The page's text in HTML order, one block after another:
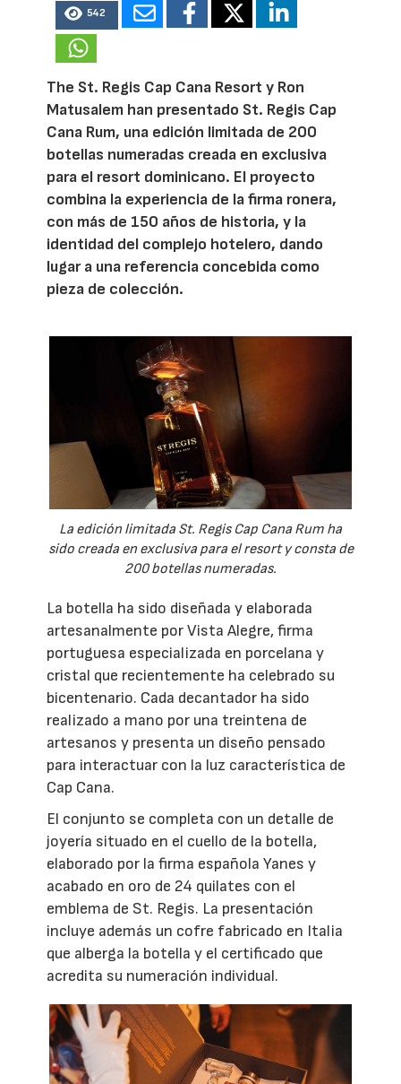
542
The St. Regis Cap Cana Resort y Ron
Matusalem han presentado St. Regis Cap
Cana Rum, una edición limitada de 200
botellas numeradas creada en exclusiva
para el resort dominicano. El proyecto
combina la experiencia de la firma ronera,
con más de 150 años de historia, y la
identidad del complejo hotelero, dando
lugar a una referencia concebida como
pieza de colección.
La edición limitada St. Regis Cap Cana Rum ha
sido creada en exclusiva para el resort y consta de
200 botellas numeradas.
La botella ha sido diseñada y elaborada
artesanalmente por Vista Alegre, firma
portuguesa especializada en porcelana y
cristal que recientemente ha celebrado su
bicentenario. Cada decantador ha sido
realizado a mano por una treintena de
artesanos y presenta un diseño pensado
para interactuar con la luz característica de
Cap Cana.
El conjunto se completa con un detalle de
joyería situado en el cuello de la botella,
elaborado por la firma española Yanes y
acabado en oro de 24 quilates con el
emblema de St. Regis. La presentación
incluye además un cofre fabricado en Italia
que alberga la botella y el certificado que
acredita su numeración individual.